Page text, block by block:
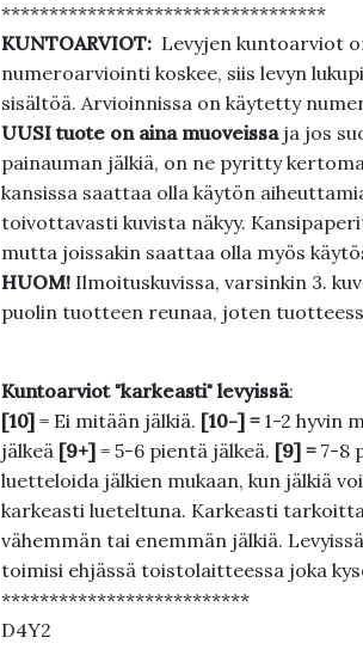
**********************************
KUNTOARVIOT: Levyjen kuntoarviot
numeroarviointi koskee, siis levyn
sisältöä. Arvioinnissa on käytetty
UUSI tuote on aina muoveissa ja jos
painauman jälkiä, on ne pyritty
kansissa saattaa olla käytön
toivottavasti kuvista näkyy.
mutta joissakin saattaa olla myös
HUOM!Ilmoituskuvissa, varsinkin 3.
puolin tuotteen reunaa, joten
Kuntoarviot "karkeasti" levyissä:
[10]= Ei mitään jälkiä. [10-] = 1-2 hyvin
jälkeä [9+]= 5-6 pientä jälkeä. [9] = 7-8
luetteloida jälkien mukaan, kun jälkiä
karkeasti lueteltuna. Karkeasti
vähemmän tai enemmän jälkiä.
toimisi ehjässä toistolaitteessa joka
**************************
D4Y2